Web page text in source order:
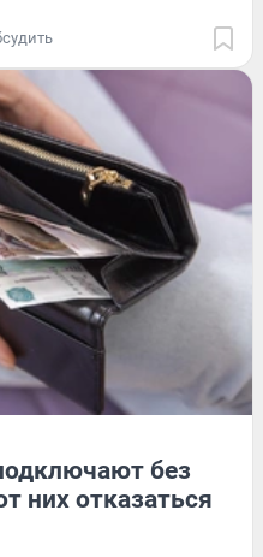
без
них отказаться